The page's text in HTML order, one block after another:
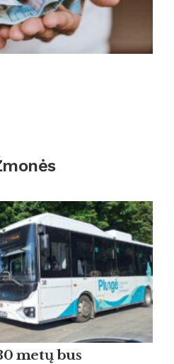
metų bus